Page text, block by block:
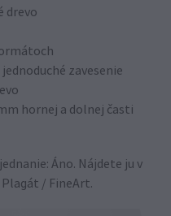
drevo
zavesenie
hornej a dolnej časti
Áno. Nájdete ju v
/ FineArt.